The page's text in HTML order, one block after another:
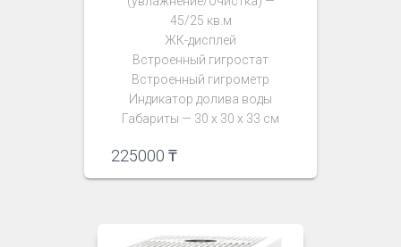
45/25 кв.м
ЖК-дисплей
Встроенный гигростат
Встроенный гигрометр
Индикатор долива воды
Габариты — 30 х 30 х 33 см
225000 ₸